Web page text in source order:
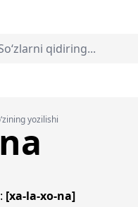
yozilishi
[xa-la-xo-na]